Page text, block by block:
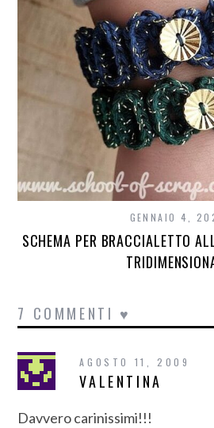
GENNAIO 4,
SCHEMA PER BRACCIALETTO
7 COMMENTI ♥
AGOSTO 11, 2009
VALENTINA
Davvero carinissimi!!!